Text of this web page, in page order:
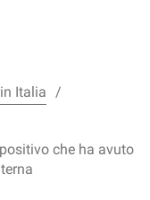
Italia
che ha avuto